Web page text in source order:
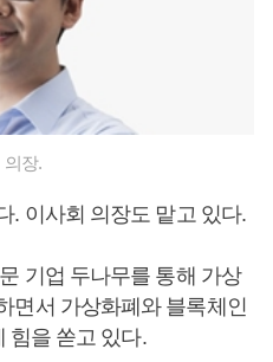
의장.
. 이사회 의장도 맡고 있다.
기업 두나무를 통해 가상
면서 가상화폐와 블록체인
힘을 쏟고 있다.